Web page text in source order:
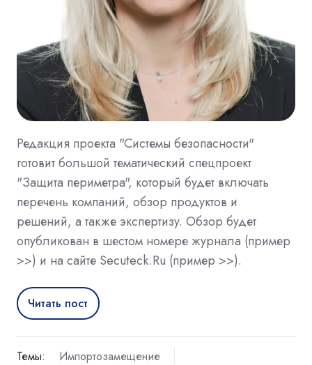
Редакция проекта "Системы безопасности"
готовит большой тематический спецпроект
"Защита периметра", который будет включать
перечень компаний, обзор продуктов и
решений, а также экспертизу. Обзор будет
опубликован в шестом номере журнала (пример
>>) и на сайте Secuteck.Ru (пример >>).
Читать пост
Темы:
Импортозамещение